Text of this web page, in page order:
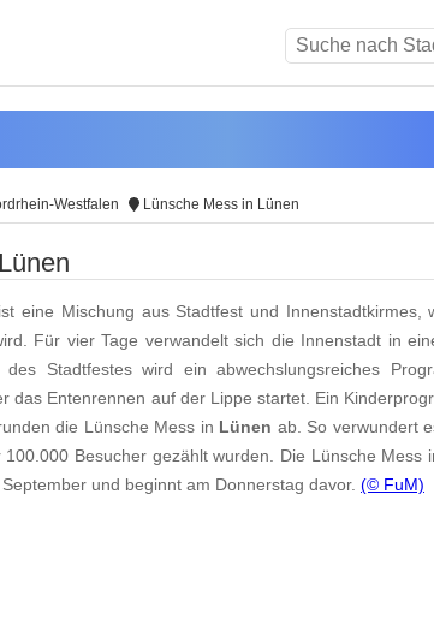
Westfalen Lünsche Mess in Lünen
ist eine Mischung aus Stadtfest und Innenstadtkirmes,
Für vier Tage verwandelt sich die Innenstadt in
des Stadtfestes wird ein abwechslungsreiches
das Entenrennen auf der Lippe startet. Ein
die Lünsche Mess in Lünen ab. So verwundert
Besucher gezählt wurden. Die Lünsche Mess
und beginnt am Donnerstag davor. (© FuM)